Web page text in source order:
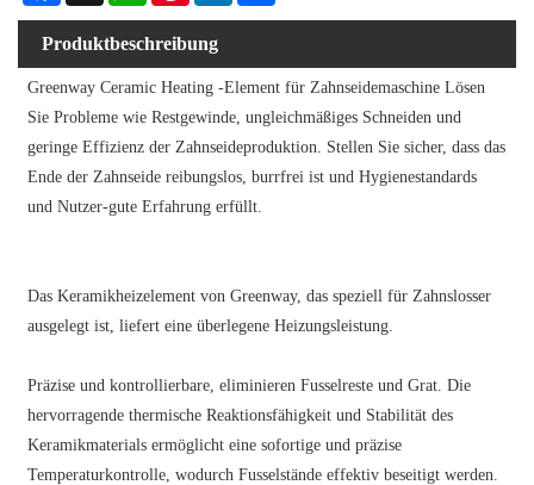
Produktbeschreibung
Greenway Ceramic Heating -Element für Zahnseidemaschine Lösen
Sie Probleme wie Restgewinde, ungleichmäßiges Schneiden und
geringe Effizienz der Zahnseideproduktion. Stellen Sie sicher, dass das
Ende der Zahnseide reibungslos, burrfrei ist und Hygienestandards
und Nutzer-gute Erfahrung erfüllt.
Das Keramikheizelement von Greenway, das speziell für Zahnslosser
ausgelegt ist, liefert eine überlegene Heizungsleistung.
Präzise und kontrollierbare, eliminieren Fusselreste und Grat. Die
hervorragende thermische Reaktionsfähigkeit und Stabilität des
Keramikmaterials ermöglicht eine sofortige und präzise
Temperaturkontrolle, wodurch Fusselstände effektiv beseitigt werden.